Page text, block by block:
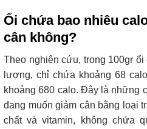
Ổi chứa bao nhiêu
cân không?
Theo nghiên cứu, trong 100gr
lượng, chỉ chứa khoảng 68
khoảng 680 calo. Đây là những
đang muốn giảm cân bằng loại
chất và vitamin, không chứa